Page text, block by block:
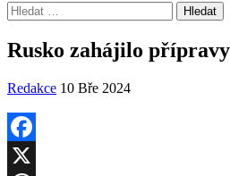
Vyhledávání
Rusko zahájilo
Redakce 10 Bře 2024
Facebook